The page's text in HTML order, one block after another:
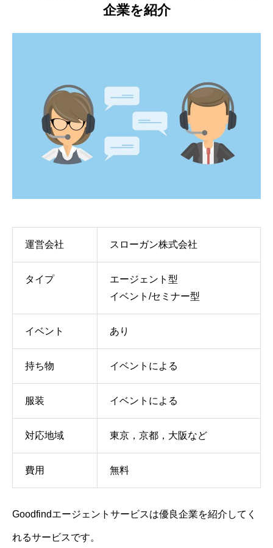
企業を紹介
運営会社 スローガン株式会社
タイプ
エージェント型
イベント/セミナー型
イベント あり
持ち物 イベントによる
服装 イベントによる
対応地域 東京，京都，大阪など
費用 無料
Goodfindエージェントサービスは優良企業を紹介してく
れるサービスです。